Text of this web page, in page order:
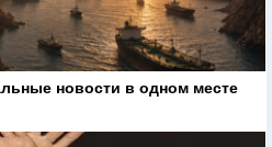
новости в одном месте